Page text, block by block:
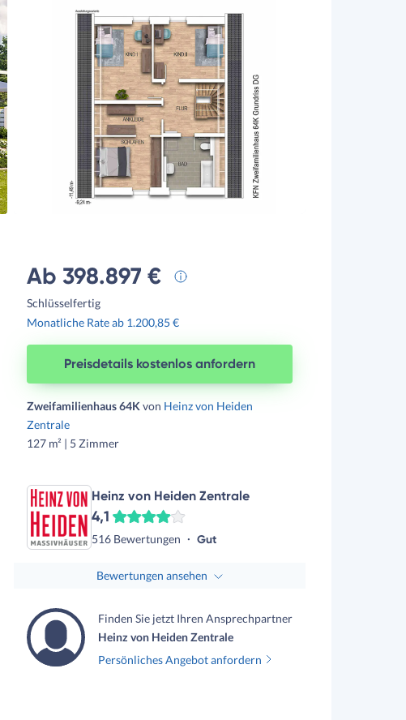
Ab 398.897 €
Schlüsselfertig
Monatliche Rate ab 1.200,85 €
Preisdetails kostenlos anfordern
Zweifamilienhaus 64K von Heinz von Heiden
Zentrale
127 m² | 5 Zimmer
Heinz von Heiden Zentrale
4,1
516 Bewertungen Gut
Bewertungen ansehen
Finden Sie jetzt Ihren Ansprechpartner
Heinz von Heiden Zentrale
Persönliches Angebot anfordern